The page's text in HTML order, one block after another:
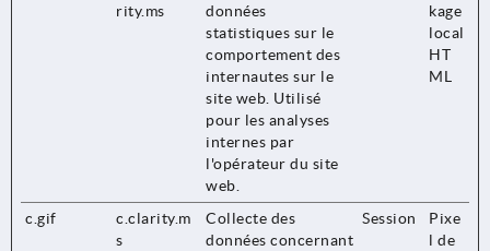
rity.ms
données
statistiques sur le
comportement des
internautes sur le
site web. Utilisé
pour les analyses
internes par
l'opérateur du site
web.
kage
local
HT
ML
c.gif
c.clarity.m
s
Collecte des
données concernant
Session
Pixe
l de